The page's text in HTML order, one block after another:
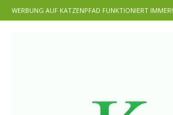
WERBUNG AUF KATZENPFAD FUNKTIONIERT IMMER!